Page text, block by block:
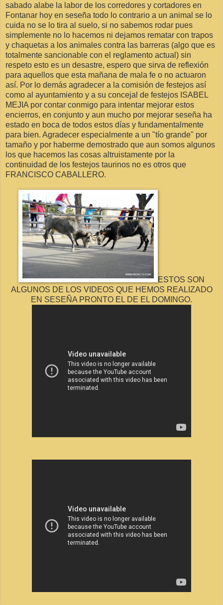
sabado alabe la labor de los corredores y cortadores en
Fontanar hoy en seseña todo lo contrario a un animal se lo
cuida no se lo tira al suelo, si no sabemos rodar pues
simplemente no lo hacemos ni dejamos rematar con trapos
y chaquetas a los animales contra las barreras (algo que es
totalmente sancionable con el reglamento actual) sin
respeto esto es un desastre, espero que sirva de reflexión
para aquellos que esta mañana de mala fe o no actuaron
así. Por lo demás agradecer a la comisión de festejos así
como al ayuntamiento y a su concejal de festejos ISABEL
MEJIA por contar conmigo para intentar mejorar estos
encierros, en conjunto y aun mucho por mejorar seseña ha
estado en boca de todos estos días y fundamentalmente
para bien. Agradecer especialmente a un "tío grande" por
tamaño y por haberme demostrado que aun somos algunos
los que hacemos las cosas altruistamente por la
continuidad de los festejos taurinos no es otros que
FRANCISCO CABALLERO.
ESTOS SON
ALGUNOS DE LOS VIDEOS QUE HEMOS REALIZADO
EN SESEÑA PRONTO EL DE EL DOMINGO.